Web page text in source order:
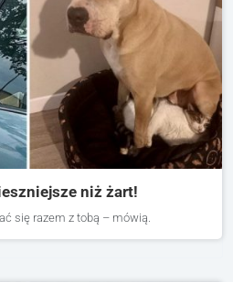
niż żart!
się razem z tobą – mówią.